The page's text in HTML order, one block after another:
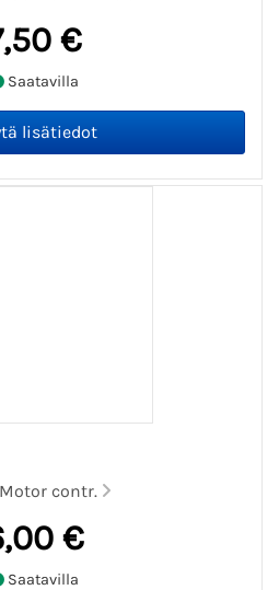
€
Saatavilla
Motor contr.
€
Saatavilla